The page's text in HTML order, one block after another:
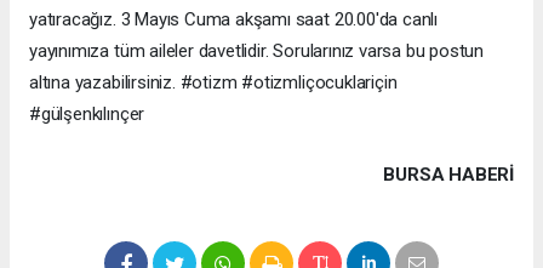
yatıracağız. 3 Mayıs Cuma akşamı saat 20.00'da canlı
yayınımıza tüm aileler davetlidir. Sorularınız varsa bu postun
altına yazabilirsiniz. #otizm #otizmliçocuklariçin
#gülşenkılınçer
BURSA HABERİ